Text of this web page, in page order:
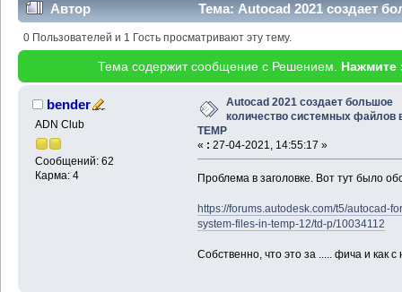
Автор
Тема: Autocad 2021 создает
в TEMP (Прочитано 105105 раз)
0 Пользователей и 1 Гость просматривают эту тему.
Тема содержит сообщение с Решением. Нажмите
bender
ADN Club
Сообщений: 62
Карма: 4
Autocad 2021 создает большое
количество системных файлов
TEMP
« : 27-04-2021, 14:55:17 »
Проблема в заголовке. Вот тут было
https://forums.autodesk.com/t5/autocad-
system-files-in-temp-12/td-p/10034112
Собственно, что это за ..... фича и как с